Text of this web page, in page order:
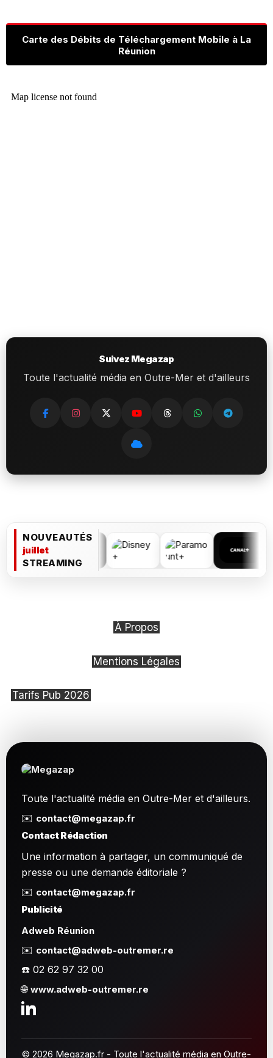
Carte des Débits de Téléchargement Mobile à La
Réunion
Suivez Megazap
Toute l'actualité média en Outre-Mer et d'ailleurs
NOUVEAUTÉS
juillet
STREAMING
À Propos
Mentions Légales
Tarifs Pub 2026
Toute l'actualité média en Outre-Mer et d'ailleurs.
✉️ contact@megazap.fr
Contact Rédaction
Une information à partager, un communiqué de
presse ou une demande éditoriale ?
✉️ contact@megazap.fr
Publicité
Adweb Réunion
✉️ contact@adweb-outremer.re
☎️ 02 62 97 32 00
🌐www.adweb-outremer.re
© 2026 Megazap.fr - Toute l'actualité média en Outre-